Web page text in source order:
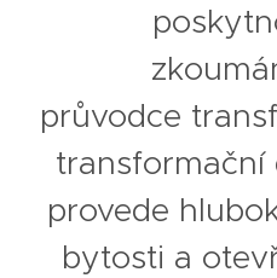
průvodce
transformační
provede
bytosti a